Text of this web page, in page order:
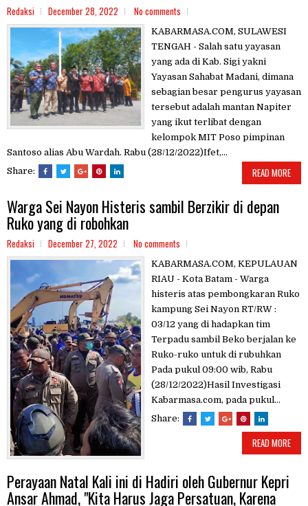
Redaksi December 28, 2022 No comments
KABARMASA.COM, SULAWESI
TENGAH - Salah satu yayasan
yang ada di Kab. Sigi yakni
Yayasan Sahabat Madani, dimana
sebagian besar pengurus yayasan
tersebut adalah mantan Napiter
yang ikut terlibat dengan
kelompok MIT Poso pimpinan
Santoso alias Abu Wardah. Rabu (28/12/2022)Ifet,...
Share:
READ MORE
Warga Sei Nayon Histeris sambil Berzikir di depan
Ruko yang di robohkan
Redaksi December 27, 2022 No comments
KABARMASA.COM, KEPULAUAN
RIAU - Kota Batam - Warga
histeris atas pembongkaran Ruko
kampung Sei Nayon RT/RW :
03/12 yang di hadapkan tim
Terpadu sambil Beko berjalan ke
Ruko-ruko untuk di rubuhkan
Pada pukul 09:00 wib, Rabu
(28/12/2022)Hasil Investigasi
Kabarmasa.com, pada pukul...
Share:
READ MORE
Perayaan Natal Kali ini di Hadiri oleh Gubernur Kepri
Ansar Ahmad, "Kita Harus Jaga Persatuan, Karena